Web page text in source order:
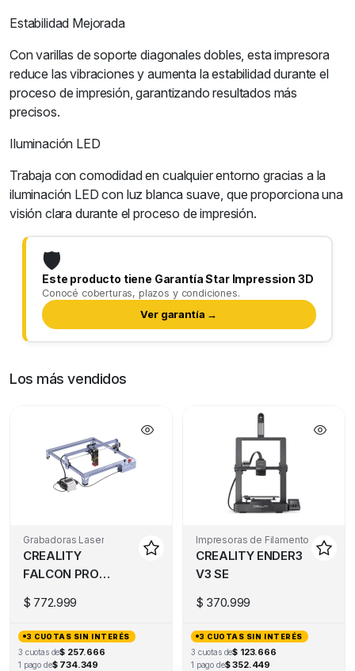
Estabilidad Mejorada
Con varillas de soporte diagonales dobles, esta impresora
reduce las vibraciones y aumenta la estabilidad durante el
proceso de impresión, garantizando resultados más
precisos.
Iluminación LED
Trabaja con comodidad en cualquier entorno gracias a la
iluminación LED con luz blanca suave, que proporciona una
visión clara durante el proceso de impresión.
🛡️
Este producto tiene Garantía Star Impression 3D
Conocé coberturas, plazos y condiciones.
Ver garantía →
Los más vendidos
Grabadoras Laser
CREALITY
FALCON PRO
$ 772.999
3 CUOTAS SIN INTERÉS
3 cuotas de$ 257.666
1 pago de$ 734.349
Impresoras de Filamento
CREALITY ENDER3
V3 SE
$ 370.999
3 CUOTAS SIN INTERÉS
3 cuotas de$ 123.666
1 pago de$ 352.449